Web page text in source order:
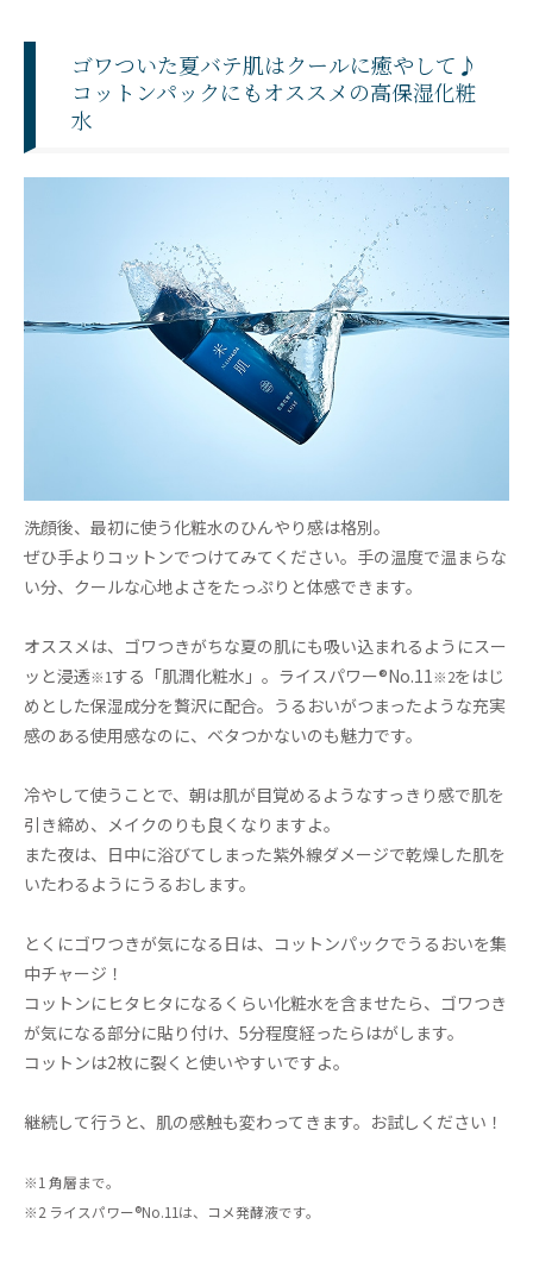
ゴワついた夏バテ肌はクールに癒やして♪
コットンパックにもオススメの高保湿化粧
水
洗顔後、最初に使う化粧水のひんやり感は格別。
ぜひ手よりコットンでつけてみてください。手の温度で温まらな
い分、クールな心地よさをたっぷりと体感できます。
オススメは、ゴワつきがちな夏の肌にも吸い込まれるようにスー
ッと浸透※1する「肌潤化粧水」。ライスパワー®No.11 ※2をはじ
めとした保湿成分を贅沢に配合。うるおいがつまったような充実
感のある使用感なのに、ベタつかないのも魅力です。
冷やして使うことで、朝は肌が目覚めるようなすっきり感で肌を
引き締め、メイクのりも良くなりますよ。
また夜は、日中に浴びてしまった紫外線ダメージで乾燥した肌を
いたわるようにうるおします。
とくにゴワつきが気になる日は、コットンパックでうるおいを集
中チャージ！
コットンにヒタヒタになるくらい化粧水を含ませたら、ゴワつき
が気になる部分に貼り付け、5分程度経ったらはがします。
コットンは2枚に裂くと使いやすいですよ。
継続して行うと、肌の感触も変わってきます。お試しください！
※1 角層まで。
※2 ライスパワー®No.11は、コメ発酵液です。